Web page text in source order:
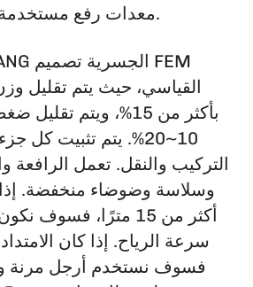
معدات رفع مستخدمة على نطاق واسع.
القياسي، حيث يتم تقليل
بأكثر من 15%، ويتم
10~20%. يتم تثبيت
التركيب والنقل. تعمل الرافعة
وسلاسة وضوضاء منخفضة. إذا
أكثر من 15 مترًا،
فسوف نستخدم أرجل مرنة